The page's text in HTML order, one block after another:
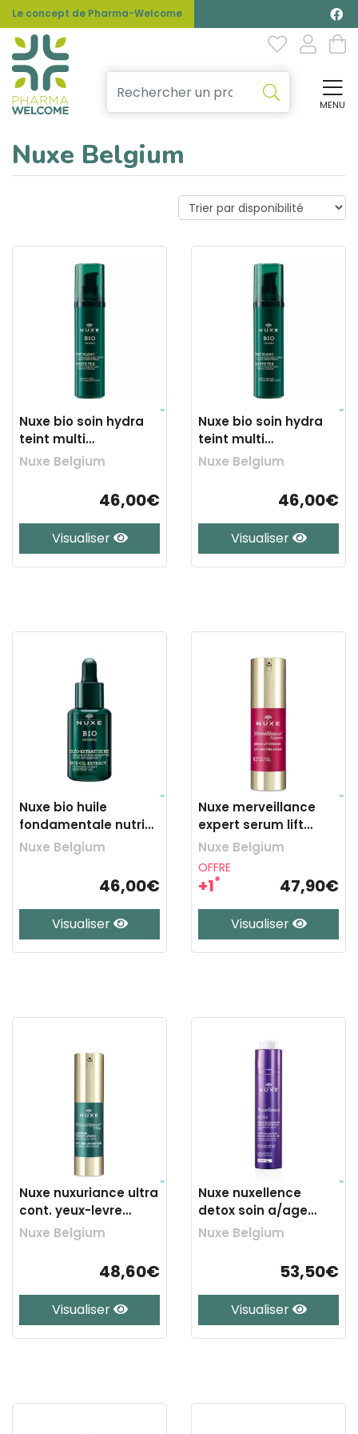
Le concept de Pharma-Welcome
MENU
Nuxe Belgium
Nuxe bio soin hydra
teint multi
perfect.clair 50ml
Nuxe Belgium
46,00€
Visualiser
Nuxe bio soin hydra
teint multi
perfect.medium50ml
Nuxe Belgium
46,00€
Visualiser
Nuxe bio huile
fondamentale nutri
regenerante 30ml
Nuxe Belgium
46,00€
Visualiser
Nuxe merveillance
expert serum lift
tenseur 30ml
Nuxe Belgium
OFFRE
+1* 47,90€
Visualiser
Nuxe nuxuriance ultra
cont. yeux-levre
a/age 15ml
Nuxe Belgium
48,60€
Visualiser
Nuxe nuxellence
detox soin a/age
50ml
Nuxe Belgium
53,50€
Visualiser